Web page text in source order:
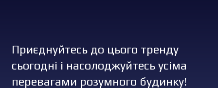
Приєднуйтесь до цього тренду
сьогодні і насолоджуйтесь усіма
перевагами розумного будинку!